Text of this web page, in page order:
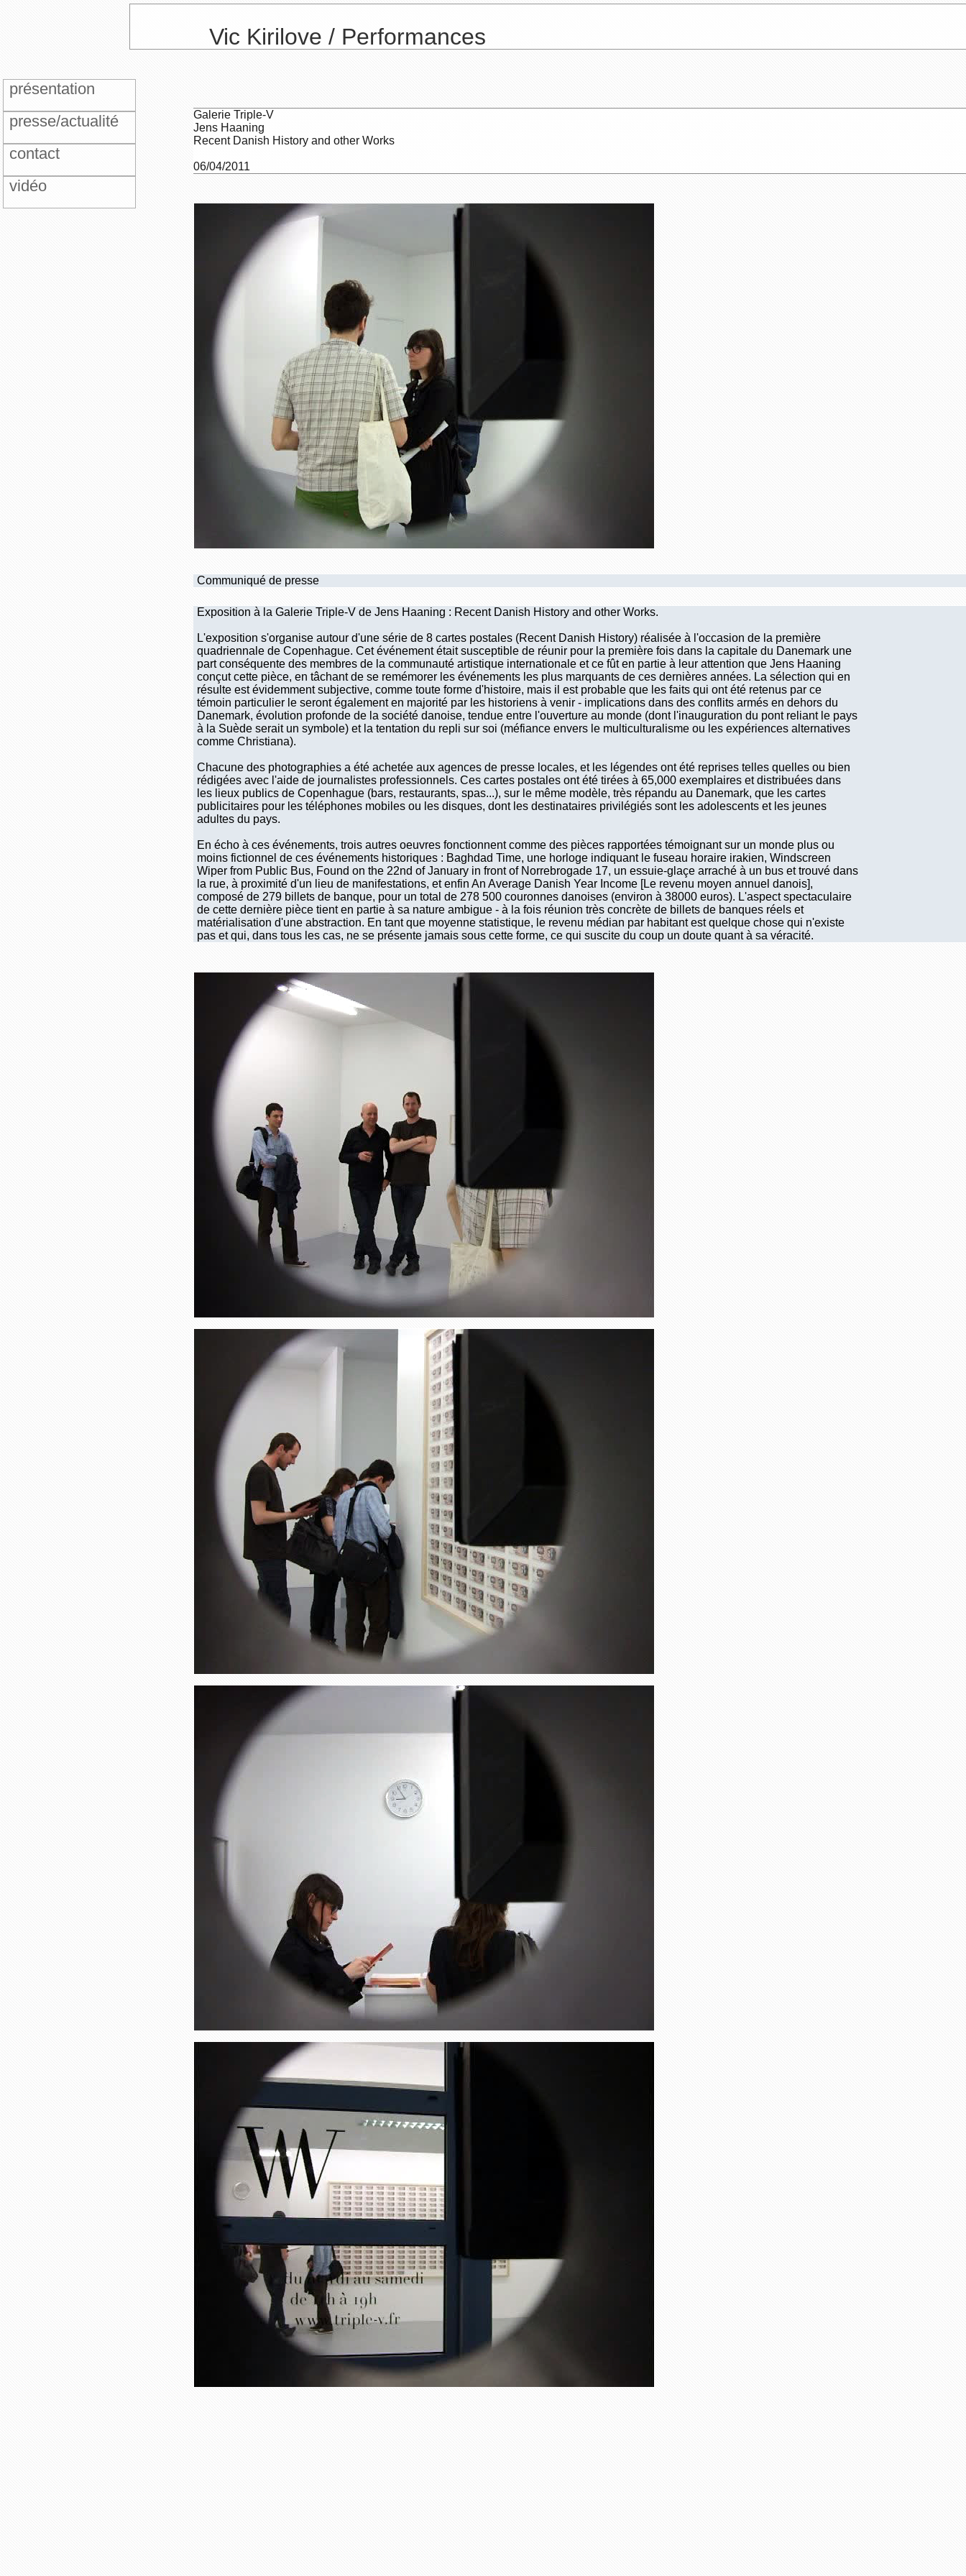
présentation
presse/actualité
contact
vidéo
Vic Kirilove / Performances
Galerie Triple-V
Jens Haaning
Recent Danish History and other Works
06/04/2011
Communiqué de presse
Exposition à la Galerie Triple-V de Jens Haaning : Recent Danish History and other Works.
L'exposition s'organise autour d'une série de 8 cartes postales (Recent Danish History) réalisée à l'occasion de la première
quadriennale de Copenhague. Cet événement était susceptible de réunir pour la première fois dans la capitale du Danemark une
part conséquente des membres de la communauté artistique internationale et ce fût en partie à leur attention que Jens Haaning
conçut cette pièce, en tâchant de se remémorer les événements les plus marquants de ces dernières années. La sélection qui en
résulte est évidemment subjective, comme toute forme d'histoire, mais il est probable que les faits qui ont été retenus par ce
témoin particulier le seront également en majorité par les historiens à venir - implications dans des conflits armés en dehors du
Danemark, évolution profonde de la société danoise, tendue entre l'ouverture au monde (dont l'inauguration du pont reliant le pays
à la Suède serait un symbole) et la tentation du repli sur soi (méfiance envers le multiculturalisme ou les expériences alternatives
comme Christiana).
Chacune des photographies a été achetée aux agences de presse locales, et les légendes ont été reprises telles quelles ou bien
rédigées avec l'aide de journalistes professionnels. Ces cartes postales ont été tirées à 65,000 exemplaires et distribuées dans
les lieux publics de Copenhague (bars, restaurants, spas...), sur le même modèle, très répandu au Danemark, que les cartes
publicitaires pour les téléphones mobiles ou les disques, dont les destinataires privilégiés sont les adolescents et les jeunes
adultes du pays.
En écho à ces événements, trois autres oeuvres fonctionnent comme des pièces rapportées témoignant sur un monde plus ou
moins fictionnel de ces événements historiques : Baghdad Time, une horloge indiquant le fuseau horaire irakien, Windscreen
Wiper from Public Bus, Found on the 22nd of January in front of Norrebrogade 17, un essuie-glaçe arraché à un bus et trouvé dans
la rue, à proximité d'un lieu de manifestations, et enfin An Average Danish Year Income [Le revenu moyen annuel danois],
composé de 279 billets de banque, pour un total de 278 500 couronnes danoises (environ à 38000 euros). L'aspect spectaculaire
de cette dernière pièce tient en partie à sa nature ambigue - à la fois réunion très concrète de billets de banques réels et
matérialisation d'une abstraction. En tant que moyenne statistique, le revenu médian par habitant est quelque chose qui n'existe
pas et qui, dans tous les cas, ne se présente jamais sous cette forme, ce qui suscite du coup un doute quant à sa véracité.